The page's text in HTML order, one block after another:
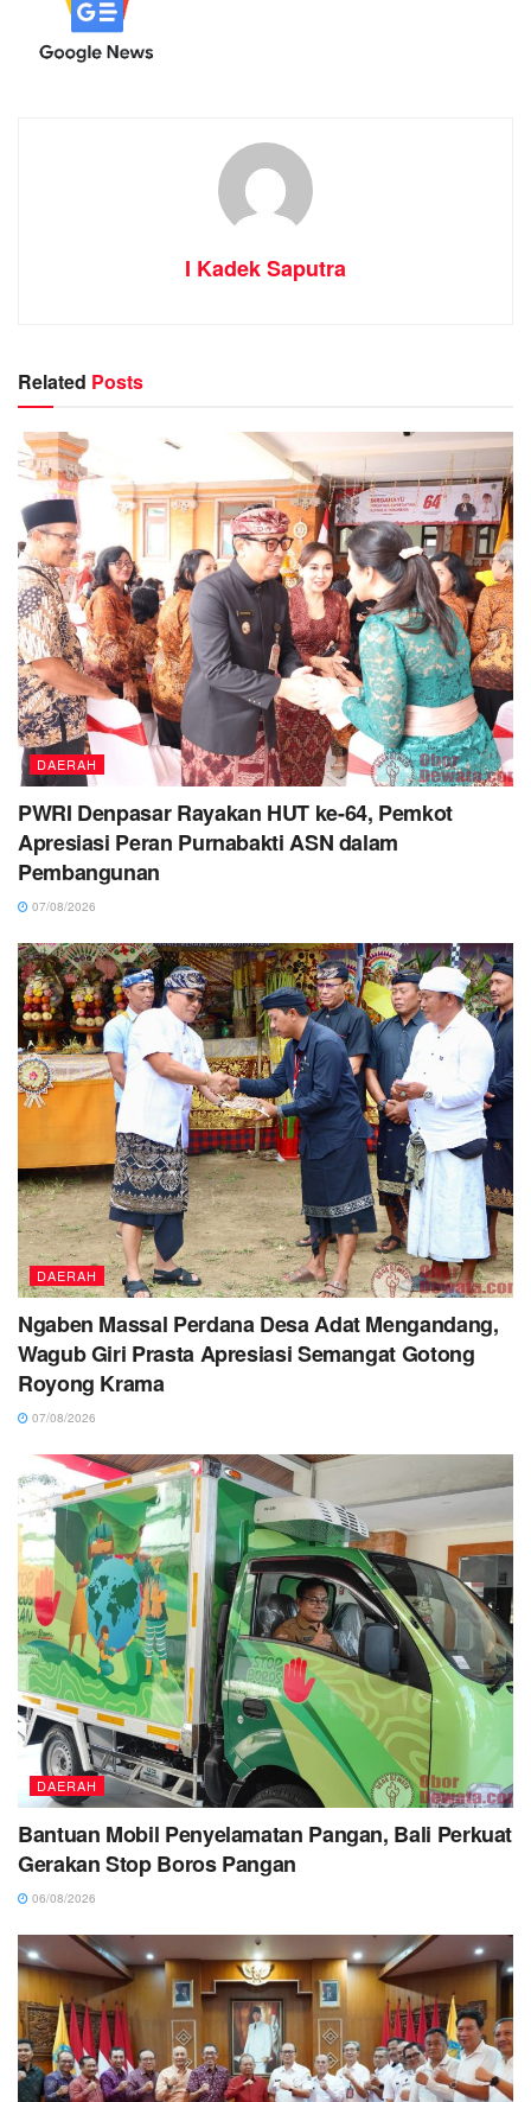
I Kadek Saputra
Related Posts
DAERAH
PWRI Denpasar Rayakan HUT ke-64, Pemkot
Apresiasi Peran Purnabakti ASN dalam
Pembangunan
07/08/2026
DAERAH
Ngaben Massal Perdana Desa Adat Mengandang,
Wagub Giri Prasta Apresiasi Semangat Gotong
Royong Krama
07/08/2026
DAERAH
Bantuan Mobil Penyelamatan Pangan, Bali Perkuat
Gerakan Stop Boros Pangan
06/08/2026